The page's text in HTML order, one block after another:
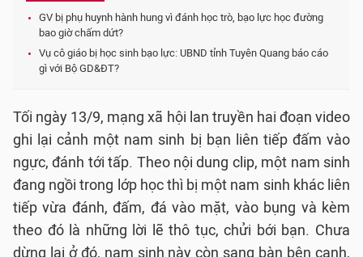
GV bị phụ huynh hành hung vì đánh học trò, bạo lực học đường
bao giờ chấm dứt?
Vụ cô giáo bị học sinh bạo lực: UBND tỉnh Tuyên Quang báo cáo
gì với Bộ GD&ĐT?
Tối ngày 13/9, mạng xã hội lan truyền hai đoạn video
ghi lại cảnh một nam sinh bị bạn liên tiếp đấm vào
ngực, đánh tới tấp. Theo nội dung clip, một nam sinh
đang ngồi trong lớp học thì bị một nam sinh khác liên
tiếp vừa đánh, đấm, đá vào mặt, vào bụng và kèm
theo đó là những lời lẽ thô tục, chửi bới bạn. Chưa
dừng lại ở đó, nam sinh này còn sang bàn bên cạnh,